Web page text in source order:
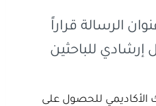
الرسالة قراراً
إرشادي للباحثين